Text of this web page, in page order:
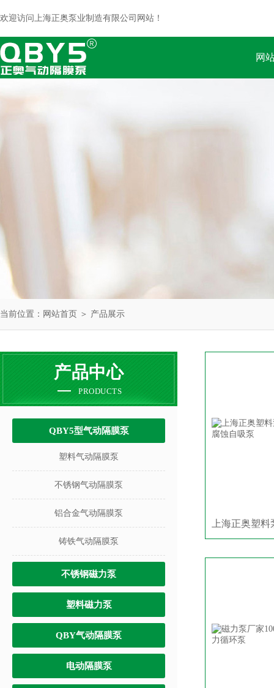
欢迎访问上海正奥泵业制造有限公司网站！
网
当前位置： 网站首页 ＞ 产品展示
产品中心
PRODUCTS
QBY5型气动隔膜泵
塑料气动隔膜泵
不锈钢气动隔膜泵
铝合金气动隔膜泵
铸铁气动隔膜泵
不锈钢磁力泵
塑料磁力泵
QBY气动隔膜泵
电动隔膜泵